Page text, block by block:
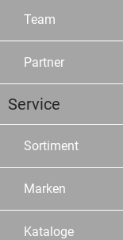
Team
Partner
Service
Sortiment
Marken
Kataloge